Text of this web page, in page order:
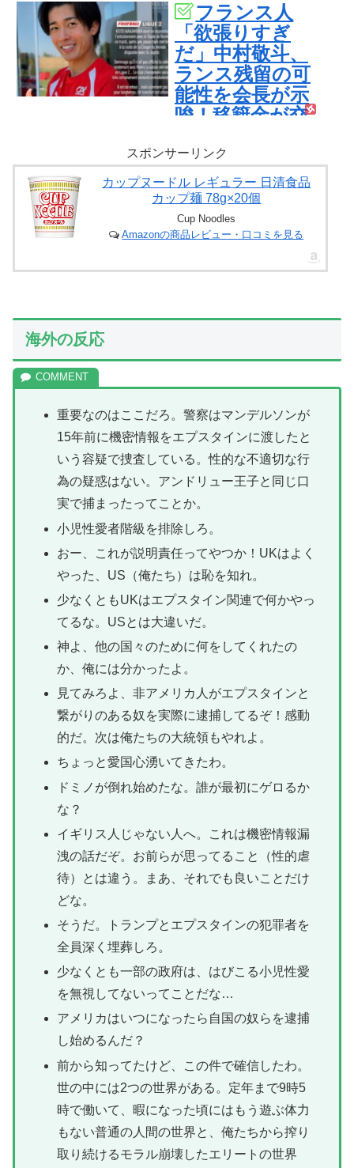
フランス人
「欲張りすぎ
だ」中村敬斗、
ランス残留の可
能性を会長が示
唆！移籍金が交
ポの本音がこ
れ！【海外の反
応】
スポンサーリンク
カップヌードル レギュラー 日清食品
カップ麺 78g×20個
Cup Noodles
Amazonの商品レビュー・口コミを見る
海外の反応
重要なのはここだろ。警察はマンデルソンが
15年前に機密情報をエプスタインに渡したと
いう容疑で捜査している。性的な不適切な行
為の疑惑はない。アンドリュー王子と同じ口
実で捕まったってことか。
小児性愛者階級を排除しろ。
おー、これが説明責任ってやつか！UKはよく
やった、US（俺たち）は恥を知れ。
少なくともUKはエプスタイン関連で何かやっ
てるな。USとは大違いだ。
神よ、他の国々のために何をしてくれたの
か、俺には分かったよ。
見てみろよ、非アメリカ人がエプスタインと
繋がりのある奴を実際に逮捕してるぞ！感動
的だ。次は俺たちの大統領もやれよ。
ちょっと愛国心湧いてきたわ。
ドミノが倒れ始めたな。誰が最初にゲロるか
な？
イギリス人じゃない人へ。これは機密情報漏
洩の話だぞ。お前らが思ってること（性的虐
待）とは違う。まあ、それでも良いことだけ
どな。
そうだ。トランプとエプスタインの犯罪者を
全員深く埋葬しろ。
少なくとも一部の政府は、はびこる小児性愛
を無視してないってことだな…
アメリカはいつになったら自国の奴らを逮捕
し始めるんだ？
前から知ってたけど、この件で確信したわ。
世の中には2つの世界がある。定年まで9時5
時で働いて、暇になった頃にはもう遊ぶ体力
もない普通の人間の世界と、俺たちから搾り
取り続けるモラル崩壊したエリートの世界